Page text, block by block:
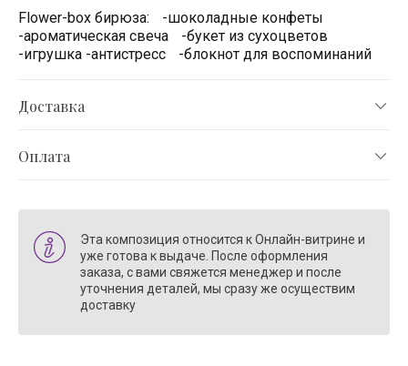
Flower-box бирюза: -шоколадные конфеты
-ароматическая свеча -букет из сухоцветов
-игрушка -антистресс -блокнот для воспоминаний
Доставка
Оплата
Эта композиция относится к Онлайн-витрине и
уже готова к выдаче. После оформления
заказа, с вами свяжется менеджер и после
уточнения деталей, мы сразу же осуществим
доставку